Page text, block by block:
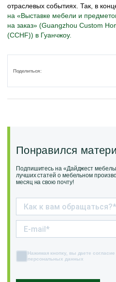
отраслевых событиях. Так, в
на «Выставке мебели и
на заказ» (Guangzhou Custom
(CCHF)) в Гуанчжоу.
Поделиться:
Понравился
Подпишитесь на «Дайджест
лучших статей о мебельном
месяц на свою почту!
Нажимая кнопку, вы даете согласие
персональных данных